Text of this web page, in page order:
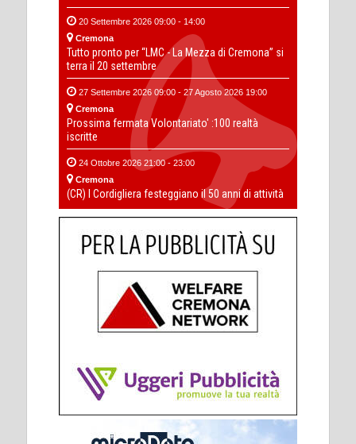
20 Settembre 2026 09:00 - 14:00
Cremona
Tutto pronto per “LMC - La Mezza di Cremona” si
terra il 20 settembre
27 Settembre 2026 09:00 - 27 Agosto 2026 19:00
Cremona
Prossima fermata Volontariato' :100 realtà
iscritte
24 Ottobre 2026 21:00 - 23:00
Cremona
(CR) I Cordigliera festeggiano il 50 anni di attività